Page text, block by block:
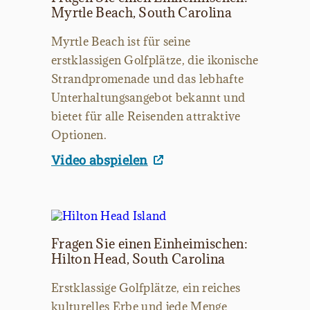
Myrtle Beach, South Carolina
Myrtle Beach ist für seine
erstklassigen Golfplätze, die ikonische
Strandpromenade und das lebhafte
Unterhaltungsangebot bekannt und
bietet für alle Reisenden attraktive
Optionen.
Video abspielen
Fragen Sie einen Einheimischen:
Hilton Head, South Carolina
Erstklassige Golfplätze, ein reiches
kulturelles Erbe und jede Menge